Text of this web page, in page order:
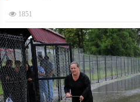
1851